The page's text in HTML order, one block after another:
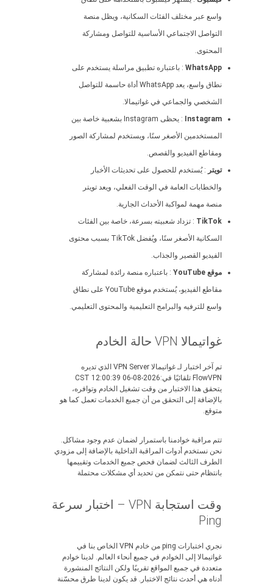
واسع عبر مختلف الفئات السكانية، ويظل منصة
التواصل الاجتماعي الأساسية للتواصل ومشاركة
المحتوى.
WhatsApp : باعتباره تطبيق مراسلة يستخدم على
نطاق واسع، يعد WhatsApp أداة حاسمة للتواصل
الشخصي والجماعي في غواتيمالا.
Instagram
: يحظى Instagram بشعبية خاصة بين
المستخدمين الأصغر سنًا، ويستخدم لمشاركة الصور
ومقاطع الفيديو والقصص.
تويتر : يُستخدم للحصول على تحديثات الأخبار
والخطابات العامة في الوقت الفعلي، ويعد تويتر
منصة مهمة لمواكبة الأحداث الجارية.
TikTok : تزداد شعبيته بسرعة، خاصة بين الفئات
السكانية الأصغر سنًا، ويُفضل TikTok بسبب محتوى
الفيديو القصير والجذاب.
موقع YouTube
: باعتباره منصة رائدة لمشاركة
مقاطع الفيديو، يُستخدم موقع YouTube على نطاق
واسع للترفيه والبرامج التعليمية والمحتوى التعليمي.
غواتيمالا VPN حالة الخادم
تم آخر اختبار لـ غواتيمالا VPN Server الذي تديره
FlowVPN تلقائيًا في:2026-08-06 12:00:39 CST
يتحقق هذا الاختبار من وقت تشغيل الخادم وتوافره،
بالإضافة إلى التحقق من أن جميع الخدمات تعمل كما هو
متوقع.
تتم مراقبة خوادمنا باستمرار لضمان عدم وجود مشاكل.
نحن نستخدم أدوات المراقبة الداخلية بالإضافة إلى مزودي
الطرف الثالث لضمان فحص جميع الخدمات وتقييمها
بانتظام حتى نتمكن من تحديد أي مشكلات محتملة
وقت استجابة VPN – اختبار سرعة
Ping
نجري اختبارات ping من خادم VPN الخاص بنا في
غواتيمالا إلى الخوادم في جميع أنحاء العالم. لدينا خوادم
متعددة في جميع المواقع تقريبًا ولكن النتائج المنشورة
أدناه هي أحدث نتائج الاختبار. قد يكون لدينا طرق محسّنة